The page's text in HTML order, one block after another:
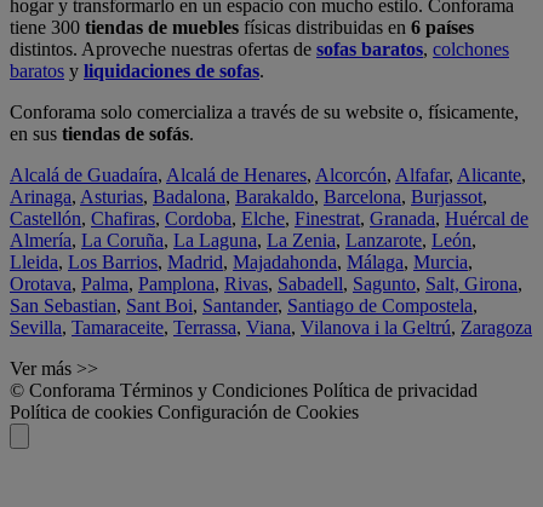
Ver más >>
© Conforama Términos y Condiciones Política de privacidad
Política de cookies Configuración de Cookies